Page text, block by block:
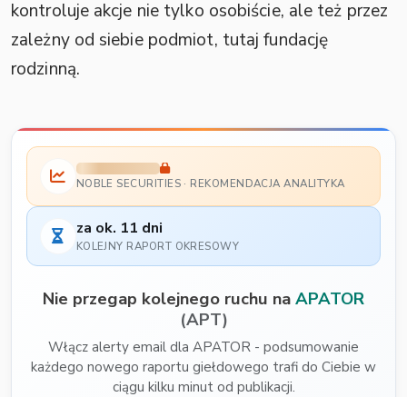
kontroluje akcje nie tylko osobiście, ale też przez
zależny od siebie podmiot, tutaj fundację
rodzinną.
NOBLE SECURITIES · REKOMENDACJA ANALITYKA
za ok. 11 dni
KOLEJNY RAPORT OKRESOWY
Nie przegap kolejnego ruchu na APATOR
(APT)
Włącz alerty email dla APATOR - podsumowanie
każdego nowego raportu giełdowego trafi do Ciebie w
ciągu kilku minut od publikacji.